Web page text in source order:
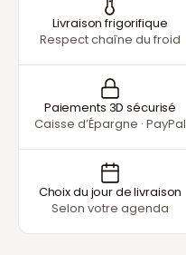
Livraison frigorifique
Respect chaîne du froid
Paiements 3D sécurisé
Caisse d’Épargne · PayPal
Choix du jour de livraison
Selon votre agenda